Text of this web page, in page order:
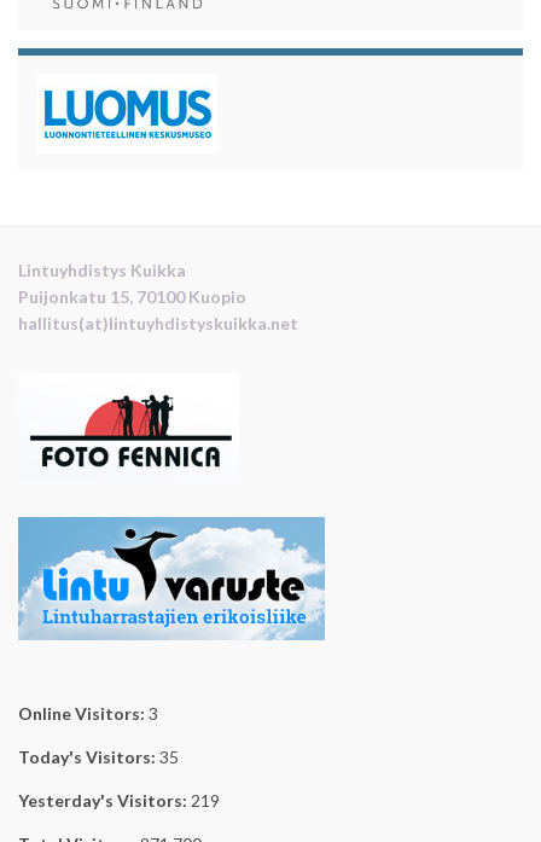
Lintuyhdistys Kuikka
Puijonkatu 15, 70100 Kuopio
hallitus(at)lintuyhdistyskuikka.net
Online Visitors: 3
Today's Visitors: 35
Yesterday's Visitors: 219